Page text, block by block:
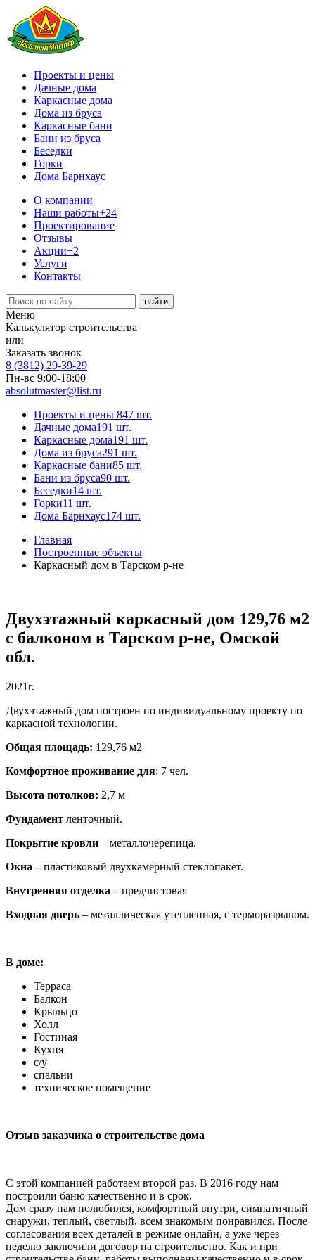
Проекты и цены
Дачные дома
Каркасные дома
Дома из бруса
Каркасные бани
Бани из бруса
Беседки
Горки
Дома Барнхаус
О компании
Наши работы+24
Проектирование
Отзывы
Акции+2
Услуги
Контакты
Меню
Калькулятор строительства
или
Заказать звонок
8 (3812) 29-39-29
Пн-вс 9:00-18:00
absolutmaster@list.ru
Проекты и цены 847 шт.
Дачные дома191 шт.
Каркасные дома191 шт.
Дома из бруса291 шт.
Каркасные бани85 шт.
Бани из бруса90 шт.
Беседки14 шт.
Горки11 шт.
Дома Барнхаус174 шт.
Главная
Построенные объекты
Каркасный дом в Тарском р-не
Двухэтажный каркасный дом 129,76 м2
с балконом в Тарском р-не, Омской
обл.
2021г.
Двухэтажный дом построен по индивидуальному проекту по
каркасной технологии.
Общая площадь: 129,76 м2
Комфортное проживание для: 7 чел.
Высота потолков: 2,7 м
Фундамент ленточный.
Покрытие кровли – металлочерепица.
Окна –пластиковый двухкамерный стеклопакет.
Внутренняя отделка –предчистовая
Входная дверь – металлическая утепленная, с терморазрывом.
В доме:
Терраса
Балкон
Крыльцо
Холл
Гостиная
Кухня
с/у
спальни
техническое помещение
Отзыв заказчика о строительстве дома
С этой компанией работаем второй раз. В 2016 году нам
построили баню качественно и в срок.
Дом сразу нам полюбился, комфортный внутри, симпатичный
снаружи, теплый, светлый, всем знакомым понравился. После
согласования всех деталей в режиме онлайн, а уже через
неделю заключили договор на строительство. Как и при